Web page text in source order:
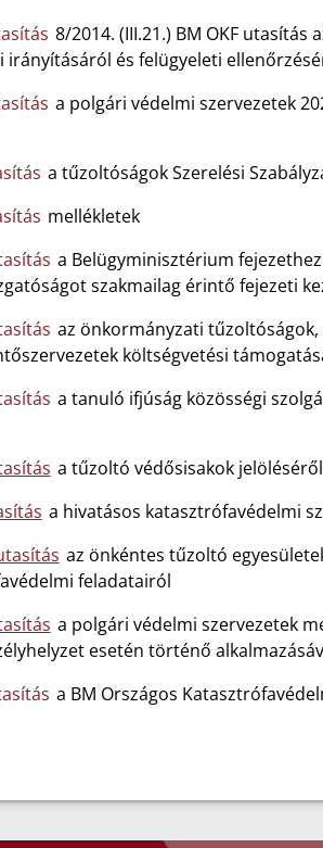
8/2014. (III.21.) BM OKF
irányításáról és felügyeleti
a polgári védelmi szervezetek
a tűzoltóságok Szerelési
mellékletek
a Belügyminisztérium
szakmailag érintő fejezeti
az önkormányzati
költségvetési
a tanuló ifjúság közösségi
a tűzoltó védősisakok jelöléséről
a hivatásos katasztrófavédelmi
az önkéntes tűzoltó
feladatairól
a polgári védelmi szervezetek
esetén történő
a BM Országos